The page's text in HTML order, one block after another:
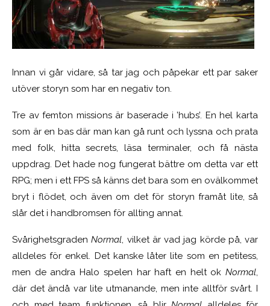
Innan vi går vidare, så tar jag och påpekar ett par saker
utöver storyn som har en negativ ton.
Tre av femton missions är baserade i ’hubs’. En hel karta
som är en bas där man kan gå runt och lyssna och prata
med folk, hitta secrets, läsa terminaler, och få nästa
uppdrag. Det hade nog fungerat bättre om detta var ett
RPG; men i ett FPS så känns det bara som en ovälkommet
bryt i flödet, och även om det för storyn framåt lite, så
slår det i handbromsen för allting annat.
SvårighetsgradenNormal, vilket är vad jag körde på, var
alldeles för enkel. Det kanske låter lite som en petitess,
men de andra Halo spelen har haft en helt ok Normal,
där det ändå var lite utmanande, men inte alltför svårt. I